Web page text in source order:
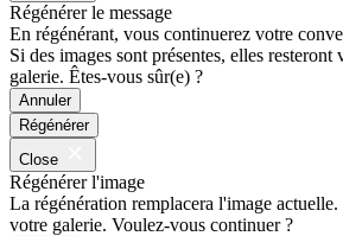
Régénérer le message
En régénérant, vous continuerez votre
Si des images sont présentes, elles resteront
galerie. Êtes-vous sûr(e) ?
Annuler
Régénérer
Close
Régénérer l'image
La régénération remplacera l'image
votre galerie. Voulez-vous continuer ?